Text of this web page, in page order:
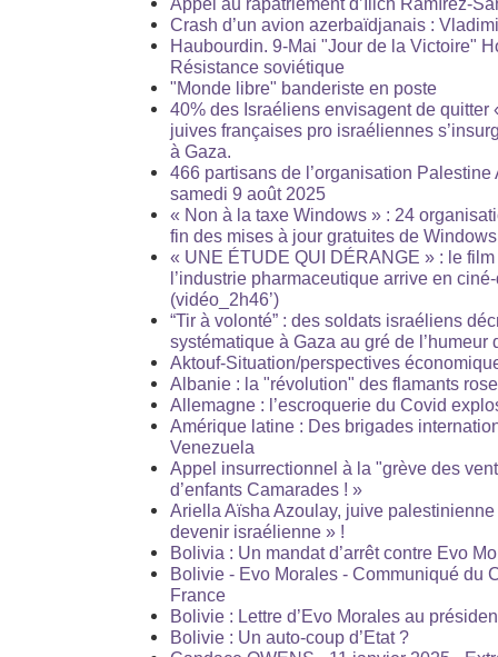
Crash d’un avion azerbaïdjanais :
Haubourdin. 9-Mai "Jour de la Victoire"
Résistance soviétique
"Monde libre" banderiste en poste
40% des Israéliens envisagent de quitter
juives françaises pro israéliennes
à Gaza.
466 partisans de l’organisation Palestine
samedi 9 août 2025
« Non à la taxe Windows » : 24
fin des mises à jour gratuites de
« UNE ÉTUDE QUI DÉRANGE » : le
l’industrie pharmaceutique arrive en
(vidéo_2h46’)
“Tir à volonté” : des soldats israéliens
systématique à Gaza au gré de l’humeur
Aktouf-Situation/perspectives
Albanie : la "révolution" des flamants
Allemagne : l’escroquerie du Covid
Amérique latine : Des brigades
Venezuela
Appel insurrectionnel à la "grève des
d’enfants Camarades ! »
Ariella Aïsha Azoulay, juive palestinienne
devenir israélienne » !
Bolivia : Un mandat d’arrêt contre Evo
Bolivie - Evo Morales - Communiqué du
France
Bolivie : Lettre d’Evo Morales au
Bolivie : Un auto-coup d’Etat ?